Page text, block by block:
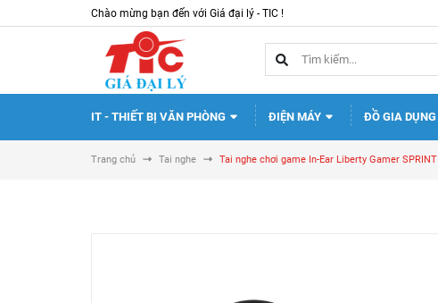
Chào mừng bạn đến với Giá đại lý - TIC !
IT - THIẾT BỊ VĂN PHÒNG ĐIỆN MÁY ĐỒ GIA DỤNG
Trang chủ Tai nghe Tai nghe chơi game In-Ear Liberty Gamer SPRINT